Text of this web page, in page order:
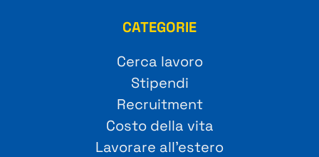
CATEGORIE
Cerca lavoro
Stipendi
Recruitment
Costo della vita
Lavorare all’estero